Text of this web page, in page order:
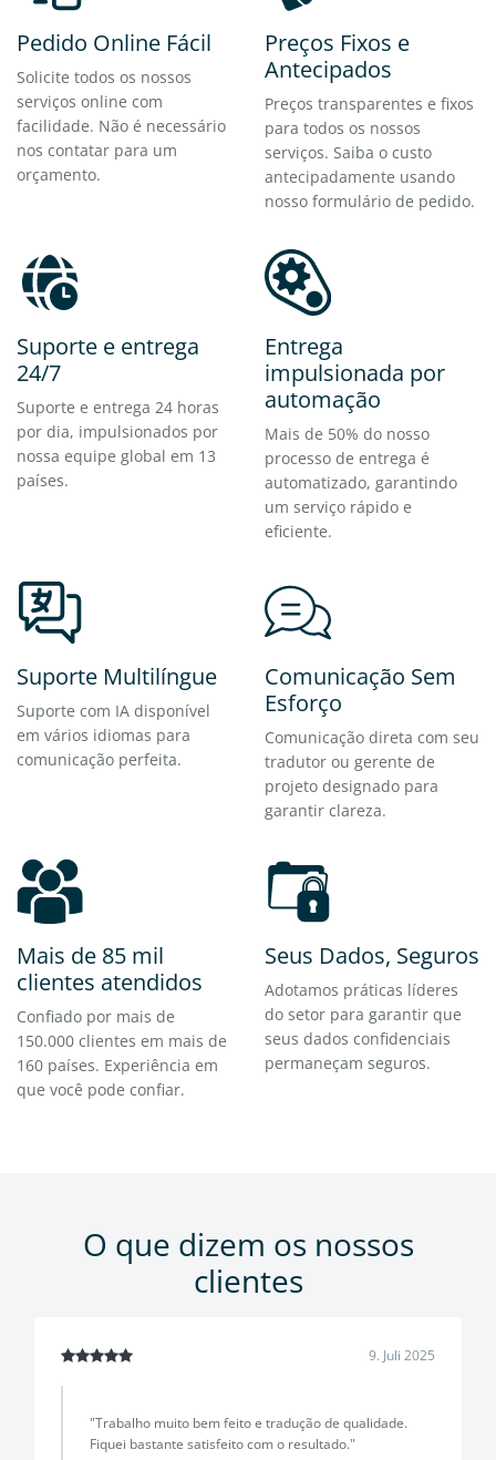
Pedido Online Fácil
Solicite todos os nossos
serviços online com
facilidade. Não é necessário
nos contatar para um
orçamento.
Preços Fixos e
Antecipados
Preços transparentes e fixos
para todos os nossos
serviços. Saiba o custo
antecipadamente usando
nosso formulário de pedido.
Suporte e entrega
24/7
Suporte e entrega 24 horas
por dia, impulsionados por
nossa equipe global em 13
países.
Entrega
impulsionada por
automação
Mais de 50% do nosso
processo de entrega é
automatizado, garantindo
um serviço rápido e
eficiente.
Suporte Multilíngue
Suporte com IA disponível
em vários idiomas para
comunicação perfeita.
Comunicação Sem
Esforço
Comunicação direta com seu
tradutor ou gerente de
projeto designado para
garantir clareza.
Mais de 85 mil
clientes atendidos
Confiado por mais de
150.000 clientes em mais de
160 países. Experiência em
que você pode confiar.
Seus Dados, Seguros
Adotamos práticas líderes
do setor para garantir que
seus dados confidenciais
permaneçam seguros.
O que dizem os nossos
clientes
9. Juli 2025
"Trabalho muito bem feito e tradução de qualidade.
Fiquei bastante satisfeito com o resultado."